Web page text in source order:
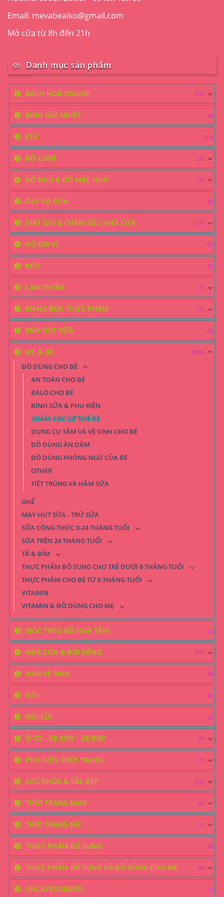
Email: mevabeaiko@gmail.com
Mở cửa từ 8h đến 21h
Danh mục sản phẩm
BÁCH HOÁ ONLINE (10)
BÌNH GIỮ NHIỆT (2)
CŨI (10)
ĐỒ CHƠI (3)
ĐỒ NGỦ & ĐỒ MẶC NHÀ (1)
GẬY CỌ RỬA (1)
GIẶT GIŨ & CHĂM SÓC NHÀ CỬA (27)
HŨ GIA VỊ (1)
KÉO (1)
LÀM THƠM (1)
MÀNG BỌC THỰC PHẨM (1)
MÁY HÚT SỮA (0)
MẸ & BÉ (186)
ĐỒ DÙNG CHO BÉ
AN TOÀN CHO BÉ
BALO CHO BÉ
BÌNH SỮA & PHỤ KIỆN
CHĂM SÓC CƠ THỂ BÉ
DỤNG CỤ TẮM VÀ VỆ SINH CHO BÉ
ĐỒ DÙNG ĂN DẶM
ĐỒ DÙNG PHÒNG NGỦ CỦA BÉ
OTHER
TIỆT TRÙNG VÀ HÂM SỮA
GHẾ
MÁY HÚT SỮA - TRỮ SỮA
SỮA CÔNG THỨC 0-24 THÁNG TUỔI
SỮA TRÊN 24 THÁNG TUỔI
TÃ & BỈM
THỰC PHẨM BỔ SUNG CHO TRẺ DƯỚI 6 THÁNG TUỔI
THỰC PHẨM CHO BÉ TỪ 6 THÁNG TUỔI
VITAMIN
VITAMIN & ĐỒ DÙNG CHO MẸ
MÓC TREO ĐỒ NHÀ TẮM (2)
NHÀ CỬA & ĐỜI SỐNG (41)
NHÀ VỆ SINH (4)
NÔI (6)
NÔI CŨI (2)
Ô TÔ - XE MÁY - XE ĐẠP (0)
PHỤ KIỆN THỜI TRANG (1)
SỨC KHỎE & SẮC ĐẸP (73)
THỜI TRANG NAM (3)
THỜI TRANG NỮ (1)
THỰC PHẨM BỔ SUNG (0)
THỰC PHẨM BỔ SUNG VÀ ĐỒ DÙNG CHO MẸ (4)
UNCATEGORIZED (1)